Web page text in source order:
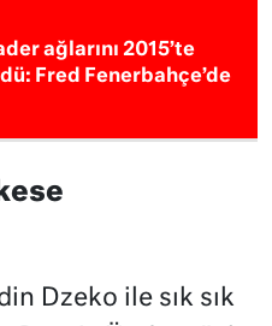
ağlarını 2015’te
Fred Fenerbahçe’de
Dzeko ile sık sık